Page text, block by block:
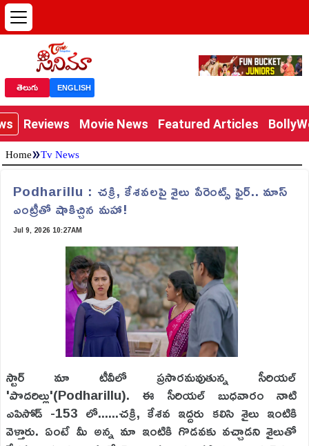
తెలుగు ENGLISH
Reviews Movie News Featured Articles
Home»Tv News
Podharillu : చక్రి, కేశవలపై శైలు పేరెంట్స్ ఫైర్.. మాస్
ఎంట్రీతో షాకిచ్చిన మహా!
Jul 9, 2026 10:27AM
స్టార్ మా టీవీలో ప్రసారమవుతున్న సీరియల్
'పొదరిల్లు'(Podharillu). ఈ సీరియల్ బుధవారం నాటి
ఎపిసోడ్ -153 లో......చక్రి, కేశవ ఇద్దరు కలిసి శైలు ఇంటికి
వెళ్తారు. ఏంటే మీ అన్న మా ఇంటికి గొడవకు వచ్చాడని శైలుతో